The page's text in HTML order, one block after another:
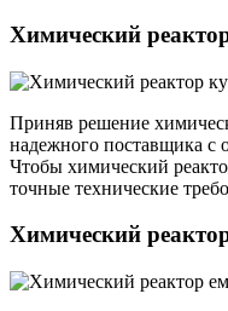
Химический
Приняв решение
надежного поставщика с
Чтобы химический
точные технические
Химический